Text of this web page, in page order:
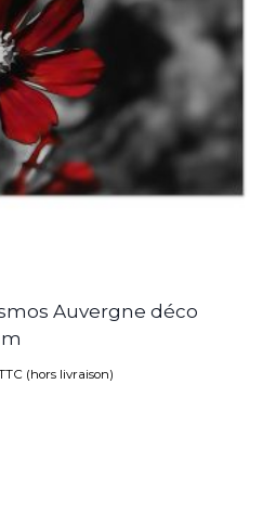
Auvergne déco
(hors livraison)